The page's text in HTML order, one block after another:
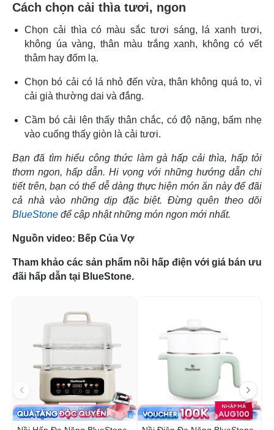
Cách chọn cải thìa tươi, ngon
Chọn cải thìa có màu sắc tươi sáng, lá xanh tươi,
không úa vàng, thân màu trắng xanh, không có vết
thâm hay đốm lạ.
Chọn bó cải có lá nhỏ đến vừa, thân không quá to, vì
cải già thường dai và đắng.
Cầm bó cải lên thấy thân chắc, có độ nặng, bấm nhẹ
vào cuống thấy giòn là cải tươi.
Bạn đã tìm hiểu công thức làm gà hấp cải thìa, hấp tỏi
thơm ngon, hấp dẫn. Hi vọng với những hướng dẫn chi
tiết trên, bạn có thể dễ dàng thực hiện món ăn này để đãi
cả nhà vào những dịp đặc biệt. Đừng quên theo dõi
BlueStone để cập nhật những món ngon mới nhất.
Nguồn video: Bếp Của Vợ
Tham khảo các sản phẩm nồi hấp điện với giá bán ưu
đãi hấp dẫn tại BlueStone.